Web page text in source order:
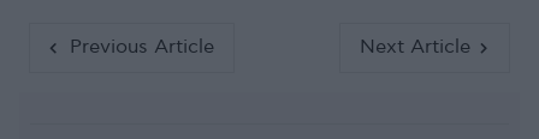
Previous Article Next Article